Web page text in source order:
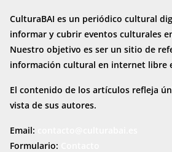
CulturaBAI es un periódico cultural
informar y cubrir eventos culturales
Nuestro objetivo es ser un sitio de
información cultural en internet libre
El contenido de los artículos refleja
vista de sus autores.
Email:
Formulario: